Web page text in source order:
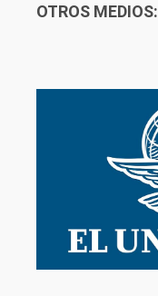
OTROS MEDIOS: